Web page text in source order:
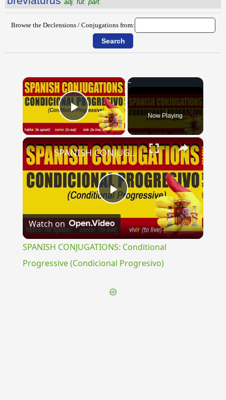
adj. fut. part.
Browse the Declensions / Conjugations from:
×
Play Video Now Playing
×
Play
Video
SPANISH CONJUGATIONS: Conditional Progressive (Condicional Progresivo)
Watch on
SPANISH CONJUGATIONS: Conditional
Progressive (Condicional Progresivo)